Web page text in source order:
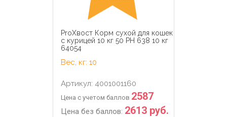
ProХвост Корм сухой для кошек
с курицей 10 кг 50 PH 638 10 кг
64054
Вес, кг: 10
Артикул: 4001001160
Цена с учетом баллов 2587
Цена без баллов: 2613 руб.